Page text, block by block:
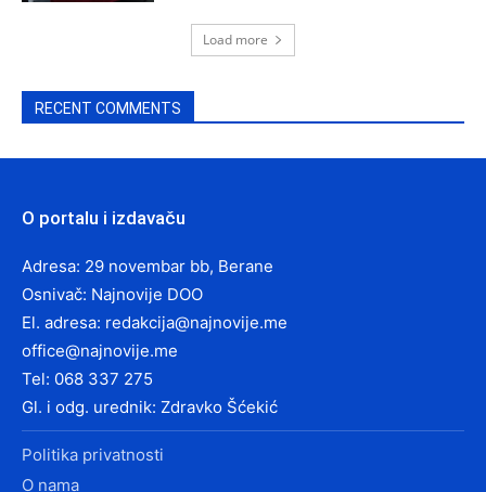
Load more
RECENT COMMENTS
O portalu i izdavaču
Adresa: 29 novembar bb, Berane
Osnivač: Najnovije DOO
El. adresa: redakcija@najnovije.me
office@najnovije.me
Tel: 068 337 275
Gl. i odg. urednik: Zdravko Šćekić
Politika privatnosti
O nama